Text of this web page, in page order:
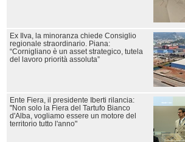
Ex Ilva, la minoranza chiede Consiglio
regionale straordinario. Piana:
“Cornigliano è un asset strategico, tutela
del lavoro priorità assoluta”
Ente Fiera, il presidente Iberti rilancia:
"Non solo la Fiera del Tartufo Bianco
d'Alba, vogliamo essere un motore del
territorio tutto l'anno"